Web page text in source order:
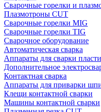
Сварочные горелки и
Плазмотроны CUT
Сварочные горелки MIG
Сварочные горелки TIG
Сварочное оборудование
Автоматическая сварка
Аппараты для сварки
Дополнительное
Контактная сварка
Аппараты для приварки
Клещи контактной сварки
Машины контактной сварки